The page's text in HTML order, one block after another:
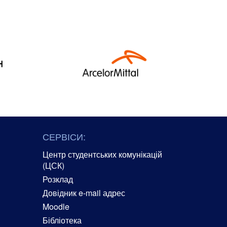
СЕРВІСИ:
Центр студентських комунікацій
(ЦСК)
Розклад
Довідник e-mail адрес
Moodle
Бібліотека